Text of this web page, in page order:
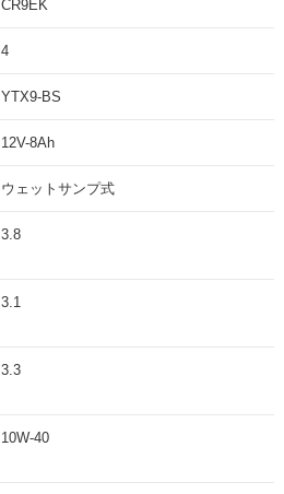
CR9EK
4
YTX9-BS
12V-8Ah
ウェットサンプ式
3.8
3.1
3.3
10W-40